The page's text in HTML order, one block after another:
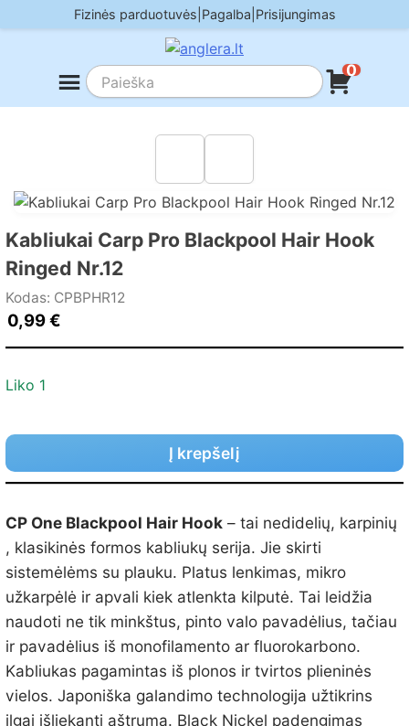
to
Fizinės parduotuvės Pagalba Prisijungimas
0
Kabliukai Carp Pro Blackpool Hair Hook
Ringed Nr.12
Kodas: CPBPHR12
0,99€
Liko 1
Į krepšelį
CP One Blackpool Hair Hook – tai nedidelių, karpinių
, klasikinės formos kabliukų serija. Jie skirti
sistemėlėms su plauku. Platus lenkimas, mikro
užkarpėlė ir apvali kiek atlenkta kilputė. Tai leidžia
naudoti ne tik minkštus, pinto valo pavadėlius, tačiau
ir pavadėlius iš monofilamento ar fluorokarbono.
Kabliukas pagamintas iš plonos ir tvirtos plieninės
vielos. Japoniška galandimo technologija užtikrins
ilgai išliekantį aštrumą. Black Nickel padengimas